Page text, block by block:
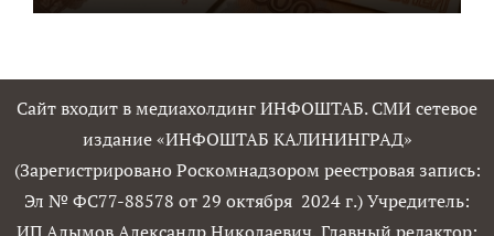
Сайт входит в медиахолдинг ИНФОШТАБ. СМИ сетевое
издание «ИНФОШТАБ КАЛИНИНГРАД»
(Зарегистрировано Роскомнадзором реестровая запись:
Эл № ФС77-88578 от 29 октября 2024 г.) Учредитель: